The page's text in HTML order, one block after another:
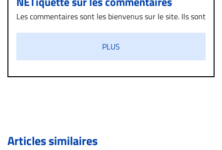
Les commentaires sont les bienvenus sur le site. Ils sont
diffamatoire. Si malgré cette politique de modération,
un commentaire publié sur le site vous dérange, prenez
immédiatement contact par courriel (info@droit-
de validation, un droit de réponse.
PLUS
Articles similaires